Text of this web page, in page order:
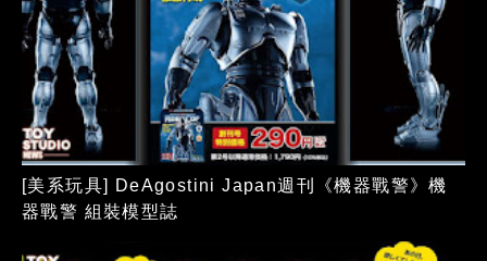
[美系玩具] DeAgostini Japan週刊《機器戰警》機
器戰警 組裝模型誌